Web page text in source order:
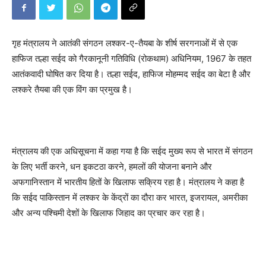
गृह मंत्रालय ने आतंकी संगठन लश्कर-ए-तैयबा के शीर्ष सरगनाओं में से एक
हाफिज तल्हा सईद को गैरकानूनी गतिविधि (रोकथाम) अधिनियम, 1967 के तहत
आतंकवादी घोषित कर दिया है। तल्हा सईद, हाफिज मोहम्मद सईद का बेटा है और
लश्करे तैयबा की एक विंग का प्रमुख है।
मंत्रालय की एक अधिसूचना में कहा गया है कि सईद मुख्य रूप से भारत में संगठन
के लिए भर्ती करने, धन इकटठा करने, हमलों की योजना बनाने और
अफगानिस्तान में भारतीय हितों के खिलाफ सक्रिय रहा है। मंत्रालय ने कहा है
कि सईद पाकिस्तान में लश्कर के केंद्रों का दौरा कर भारत, इजरायल, अमरीका
और अन्य पश्चिमी देशों के खिलाफ जिहाद का प्रचार कर रहा है।